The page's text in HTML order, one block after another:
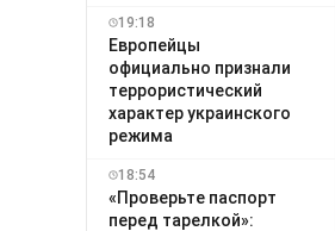
19:18
Европейцы
официально признали
террористический
характер украинского
режима
18:54
«Проверьте паспорт
перед тарелкой»: